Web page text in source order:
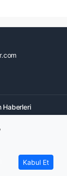
Haberleri
Haberleri
Kabul Et